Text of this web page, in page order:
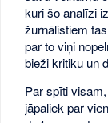
kuri šo analīzi
žurnālistiem
par to viņi
bieži kritiku un
Par spīti
jāpaliek par